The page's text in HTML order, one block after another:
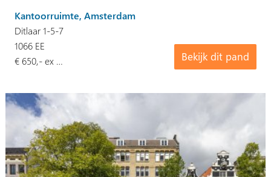
Kantoorruimte, Amsterdam
Ditlaar 1-5-7
Bekijk dit pand
1066 EE
€ 650,- ex …